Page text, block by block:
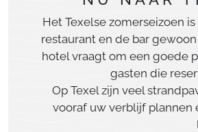
Het Texelse zomerseizoen
restaurant en de bar
hotel vraagt om een goede
gasten die
Op Texel zijn veel
vooraf uw verblijf plannen